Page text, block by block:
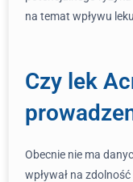
na temat wpływu
Czy lek
Obecnie nie ma
wpływał na